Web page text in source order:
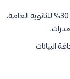
ألا تقل النسبة الموزونة في معايير القبول عن 30% للثانوية العامة،
البيانات